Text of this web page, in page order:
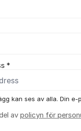
*
kan ses av alla. Din e-
av policyn för